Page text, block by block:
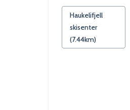
Haukelifjell
skisenter
(7.44km)